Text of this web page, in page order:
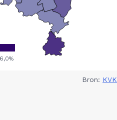
Bron: KVK